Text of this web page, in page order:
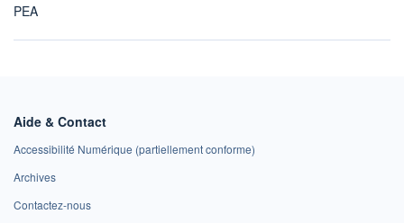
PEA
Aide & Contact
Accessibilité Numérique (partiellement conforme)
Archives
Contactez-nous